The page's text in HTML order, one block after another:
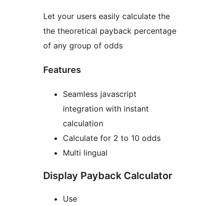
Let your users easily calculate the
the theoretical payback percentage
of any group of odds
Features
Seamless javascript
integration with instant
calculation
Calculate for 2 to 10 odds
Multi lingual
Display Payback Calculator
Use